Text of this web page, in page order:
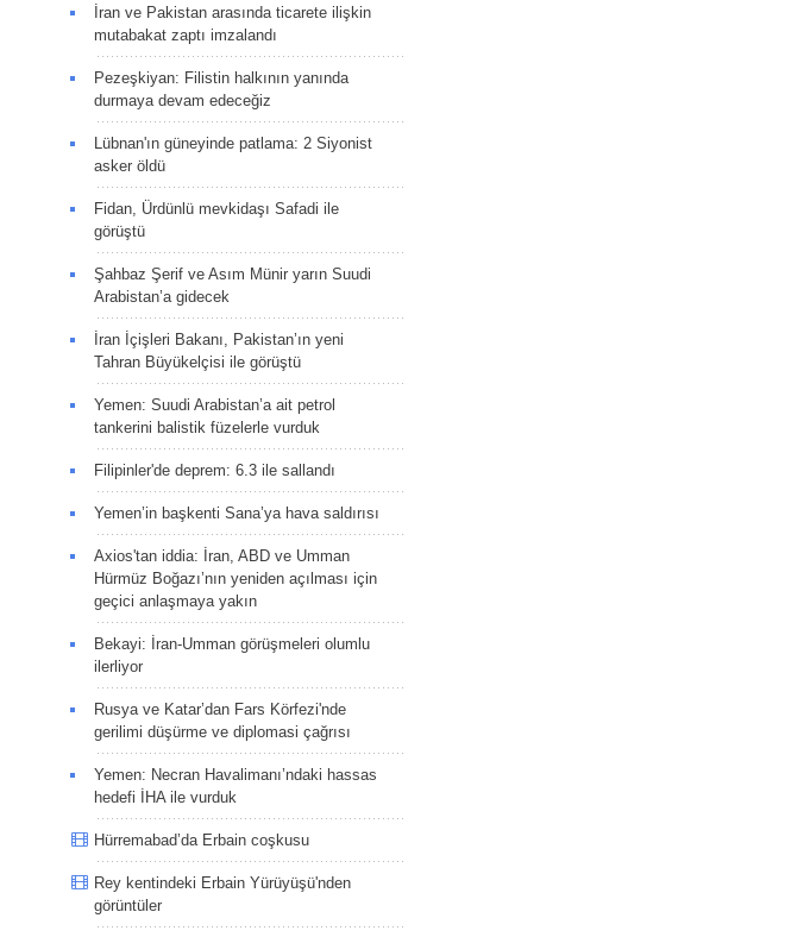
İran ve Pakistan arasında ticarete ilişkin
mutabakat zaptı imzalandı
Pezeşkiyan: Filistin halkının yanında
durmaya devam edeceğiz
Lübnan'ın güneyinde patlama: 2 Siyonist
asker öldü
Fidan, Ürdünlü mevkidaşı Safadi ile
görüştü
Şahbaz Şerif ve Asım Münir yarın Suudi
Arabistan’a gidecek
İran İçişleri Bakanı, Pakistan’ın yeni
Tahran Büyükelçisi ile görüştü
Yemen: Suudi Arabistan’a ait petrol
tankerini balistik füzelerle vurduk
Filipinler'de deprem: 6.3 ile sallandı
Yemen’in başkenti Sana’ya hava saldırısı
Axios'tan iddia: İran, ABD ve Umman
Hürmüz Boğazı’nın yeniden açılması için
geçici anlaşmaya yakın
Bekayi: İran-Umman görüşmeleri olumlu
ilerliyor
Rusya ve Katar’dan Fars Körfezi'nde
gerilimi düşürme ve diplomasi çağrısı
Yemen: Necran Havalimanı’ndaki hassas
hedefi İHA ile vurduk
Hürremabad’da Erbain coşkusu
Rey kentindeki Erbain Yürüyüşü'nden
görüntüler